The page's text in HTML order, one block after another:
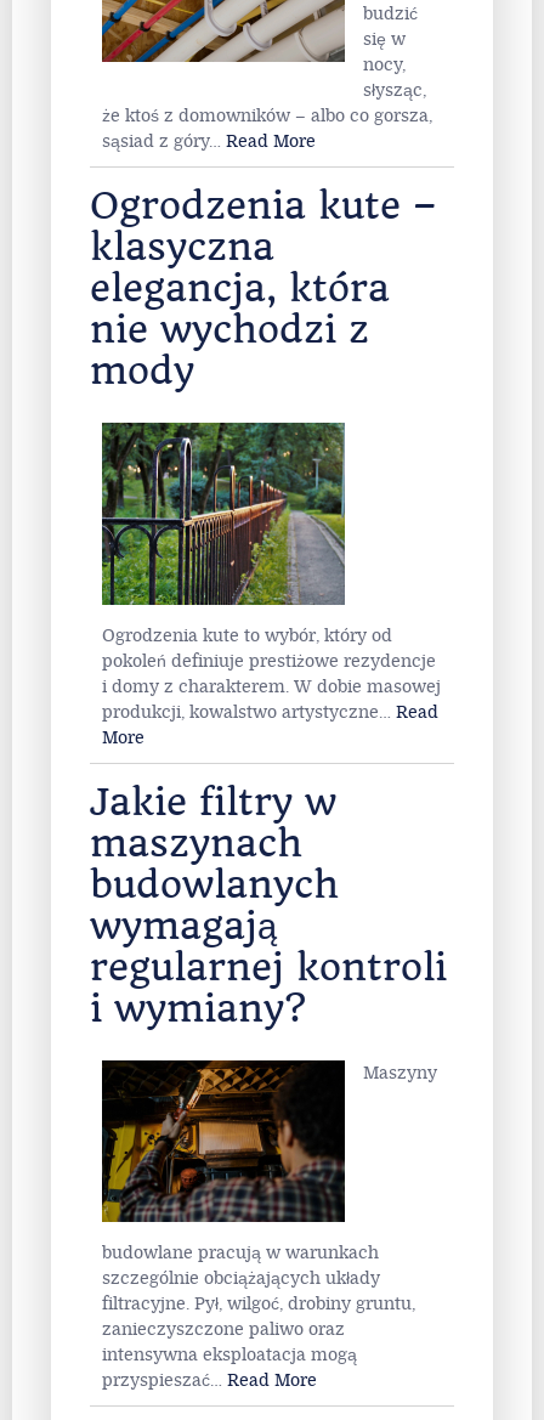
budzić
się w
nocy,
słysząc,
że ktoś z domowników – albo co gorsza,
sąsiad z góry… Read More
Ogrodzenia kute –
klasyczna
elegancja, która
nie wychodzi z
mody
Ogrodzenia kute to wybór, który od
pokoleń definiuje prestiżowe rezydencje
i domy z charakterem. W dobie masowej
produkcji, kowalstwo artystyczne… Read
More
Jakie filtry w
maszynach
budowlanych
wymagają
regularnej kontroli
i wymiany?
Maszyny
budowlane pracują w warunkach
szczególnie obciążających układy
filtracyjne. Pył, wilgoć, drobiny gruntu,
zanieczyszczone paliwo oraz
intensywna eksploatacja mogą
przyspieszać… Read More